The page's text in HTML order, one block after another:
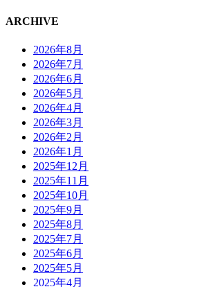
ARCHIVE
2026年8月
2026年7月
2026年6月
2026年5月
2026年4月
2026年3月
2026年2月
2026年1月
2025年12月
2025年11月
2025年10月
2025年9月
2025年8月
2025年7月
2025年6月
2025年5月
2025年4月